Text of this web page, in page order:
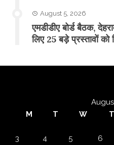
August 5, 2026
एमडीडीए बोर्ड बैठक,
लिए 25 बड़े प्रस्तावों को
M
T W T
3
4 5 6